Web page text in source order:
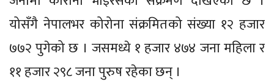
योसँगै नेपालभर कोरोना संक्रमितको संख्या १२ हजार
७७२ पुगेको छ । जसमध्ये १ हजार ४७४ जना महिला र
११ हजार २९८ जना पुरुष रहेका छन् ।